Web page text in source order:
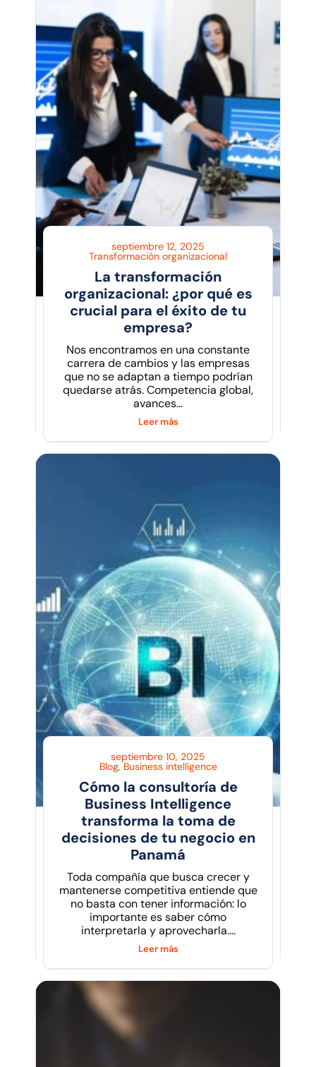
septiembre 12, 2025
Transformación organizacional
La transformación
organizacional: ¿por qué es
crucial para el éxito de tu
empresa?
Nos encontramos en una constante
carrera de cambios y las empresas
que no se adaptan a tiempo podrían
quedarse atrás. Competencia global,
avances...
Leer más
septiembre 10, 2025
Blog,Business intelligence
Cómo la consultoría de
Business Intelligence
transforma la toma de
decisiones de tu negocio en
Panamá
Toda compañía que busca crecer y
mantenerse competitiva entiende que
no basta con tener información: lo
importante es saber cómo
interpretarla y aprovecharla....
Leer más